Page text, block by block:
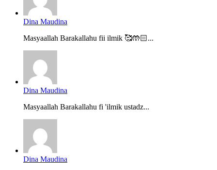
Dina Maudina
Masyaallah Barakallahu fii ilmik 🥰🤲🏻...
Dina Maudina
Masyaallah Barakallahu fi 'ilmik ustadz...
Dina Maudina